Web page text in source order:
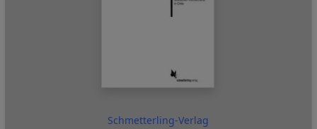
Schmetterling-Verlag